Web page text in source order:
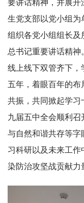
要讲话精神，并展
生党支部以党小组为
组织各党小组组长及
总书记重要讲话精
线上线下双管齐下，
五年，着眼百年的布
共振，共同掀起学习
九届五中全会顺利召
与自然和谐共存等字
习科研以及未来工作
染防治攻坚战贡献力